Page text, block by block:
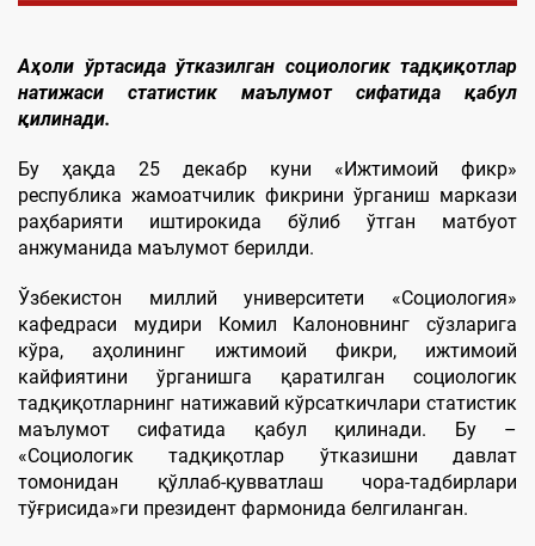
Аҳоли ўртасида ўтказилган социологик тадқиқотлар
натижаси статистик маълумот сифатида қабул
қилинади.
Бу ҳақда 25 декабр куни «Ижтимоий фикр»
республика жамоатчилик фикрини ўрганиш маркази
раҳбарияти иштирокида бўлиб ўтган матбуот
анжуманида маълумот берилди.
Ўзбекистон миллий университети «Социология»
кафедраси мудири Комил Калоновнинг сўзларига
кўра, аҳолининг ижтимоий фикри, ижтимоий
кайфиятини ўрганишга қаратилган социологик
тадқиқотларнинг натижавий кўрсаткичлари статистик
маълумот сифатида қабул қилинади. Бу –
«Социологик тадқиқотлар ўтказишни давлат
томонидан қўллаб-қувватлаш чора-тадбирлари
тўғрисида»ги президент фармонида белгиланган.